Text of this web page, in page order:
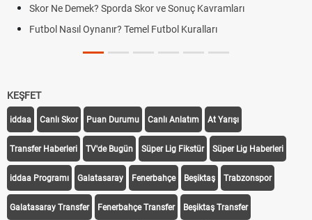
Skor Ne Demek? Sporda Skor ve Sonuç Kavramları
Futbol Nasıl Oynanır? Temel Futbol Kuralları
KEŞFET
iddaa Canlı Skor Puan Durumu Canlı Anlatım At Yarışı
Transfer Haberleri TV'de Bugün Süper Lig Fikstür Süper Lig Haberleri
iddaa Programı Galatasaray Fenerbahçe Beşiktaş Trabzonspor
Galatasaray Transfer Fenerbahçe Transfer Beşiktaş Transfer